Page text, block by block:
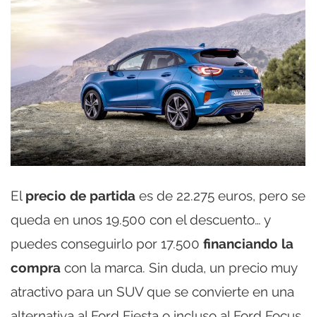
El precio de partida es de 22.275 euros, pero se
queda en unos 19.500 con el descuento… y
puedes conseguirlo por 17.500 financiando la
compra con la marca. Sin duda, un precio muy
atractivo para un SUV que se convierte en una